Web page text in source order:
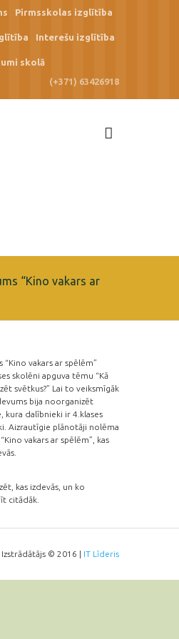
Pirmsskolas izglītība
Interešu izglītība
skolā
(+371) 63426918
“Kino vakars ar
skolēni apguva tēmu “Kā
svētkus?” Lai to veiksmīgāk
bija noorganizēt
kura dalībnieki ir 4.klases
Aizrautīgie plānotāji nolēma
vakars ar spēlēm”, kas
kas izdevās, un ko
citādāk.
Izstrādātājs © 2016 | IT Līderis